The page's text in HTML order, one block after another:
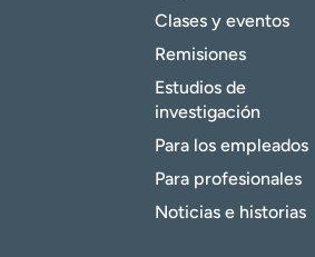
Clases y eventos
Remisiones
Estudios de
investigación
Para los empleados
Para profesionales
Noticias e historias